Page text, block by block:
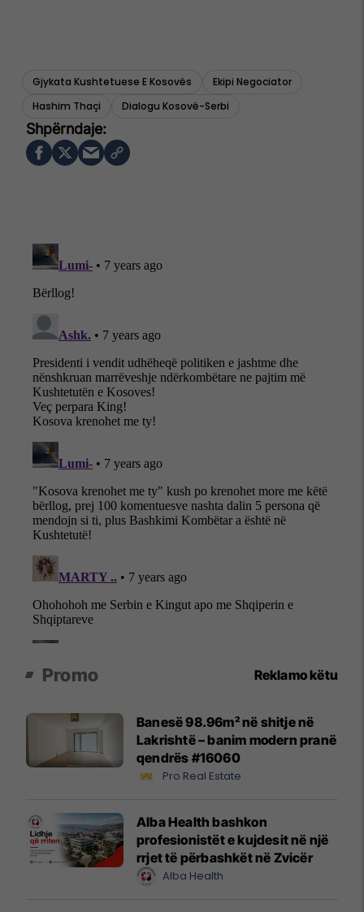
Gjykata Kushtetuese E Kosovës
Ekipi Negociator
Hashim Thaçi
Dialogu Kosovë-Serbi
Promo Reklamo këtu
Banesë 98.96m² në shitje në
Lakrishtë – banim modern pranë
qendrës #16060
Pro Real Estate
Alba Health bashkon
profesionistët e kujdesit në një
rrjet të përbashkët në Zvicër
Alba Health